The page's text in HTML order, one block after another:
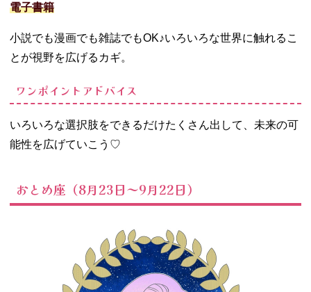
電子書籍
小説でも漫画でも雑誌でもOK♪いろいろな世界に触れるこ
とが視野を広げるカギ。
ワンポイントアドバイス
いろいろな選択肢をできるだけたくさん出して、未来の可
能性を広げていこう♡
おとめ座（8月23日～9月22日）